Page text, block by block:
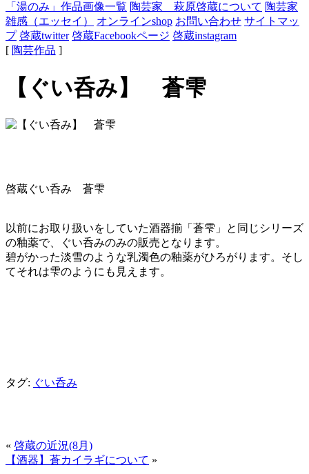
「湯のみ」作品画像一覧 陶芸家 萩原啓蔵について 陶芸家
雑感（エッセイ）
オンラインshop お問い合わせ サイトマッ
プ 啓蔵twitter 啓蔵Facebookページ 啓蔵instagram
[ 陶芸作品 ]
【ぐい呑み】 蒼雫
啓蔵ぐい呑み 蒼雫
以前にお取り扱いをしていた酒器揃「蒼雫」と同じシリーズ
の釉薬で、ぐい呑みのみの販売となります。
碧がかった淡雪のような乳濁色の釉薬がひろがります。そし
てそれは雫のようにも見えます。
タグ: ぐい呑み
« 啓蔵の近況(8月)
【酒器】蒼カイラギについて »